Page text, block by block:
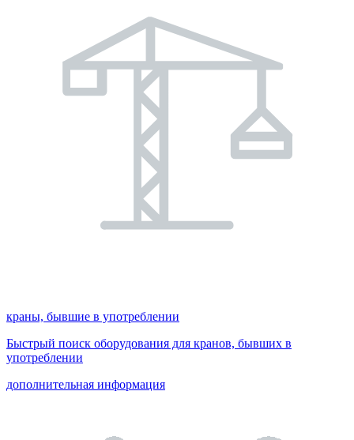
краны, бывшие в употреблении
Быстрый поиск оборудования для кранов, бывших в
употреблении
дополнительная информация